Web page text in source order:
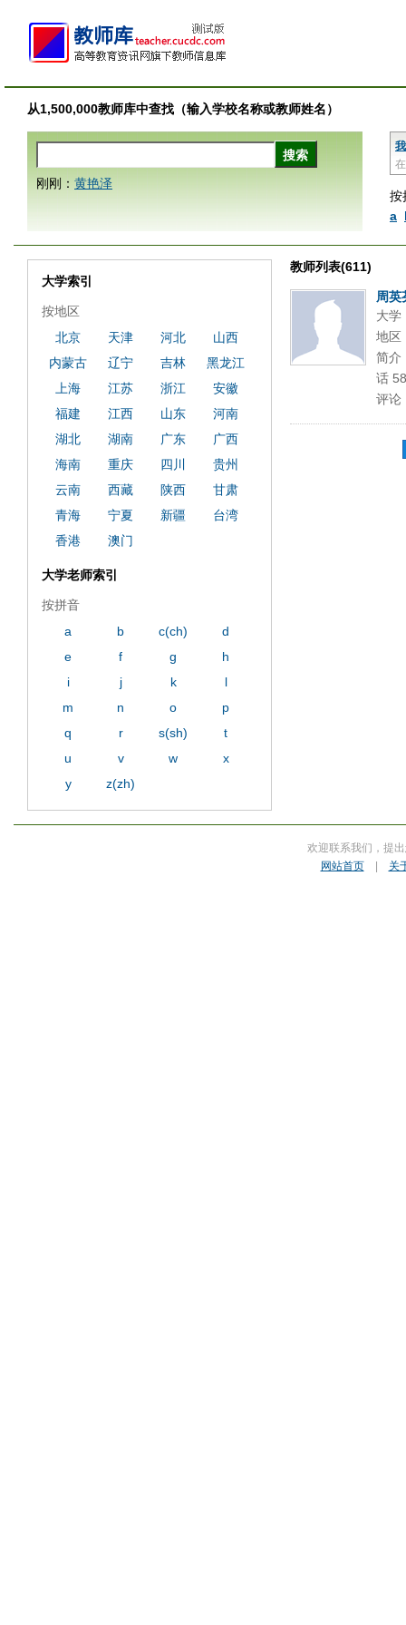
从1,500,000教师库中查找（输入学校名称或教师姓名）
按
a
刚刚： 黄艳泽
教师列表(611)
周英
大学
地区
简介
话
评论
大学索引
按地区
北京
天津 河北
山西
内蒙古
辽宁 吉林
黑龙江
上海
江苏 浙江
安徽
福建
江西 山东
河南
湖北
湖南 广东
广西
海南
重庆 四川
贵州
云南
西藏 陕西
甘肃
青海
宁夏 新疆
台湾
香港
澳门
大学老师索引
按拼音
a
b c(ch)
d
e
f g
h
i
j k
l
m
n o
p
q
r s(sh)
t
u
v w
x
y
z(zh)
欢迎联系我们，提
网站首页| 关